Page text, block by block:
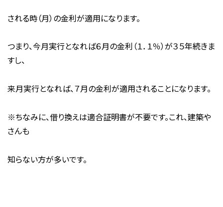
される時（月）の金利が適用になります。
つまり、今月実行となれば６月の金利（１．１％）が３５年続きま
すし、
来月実行となれば、７月の金利が適用されることになります。
※ちなみに、借り換えは適合証明書が不要です。これ、建築や
さんも
知らない方が多いです。